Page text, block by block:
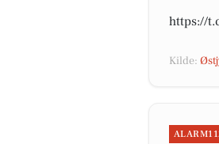
https://
Kilde: